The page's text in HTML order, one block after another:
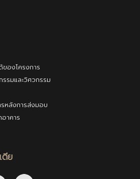
ของโครงการ
รมและวิศวกรรม
รหลังการส่งมอบ
าคาร
ดีย